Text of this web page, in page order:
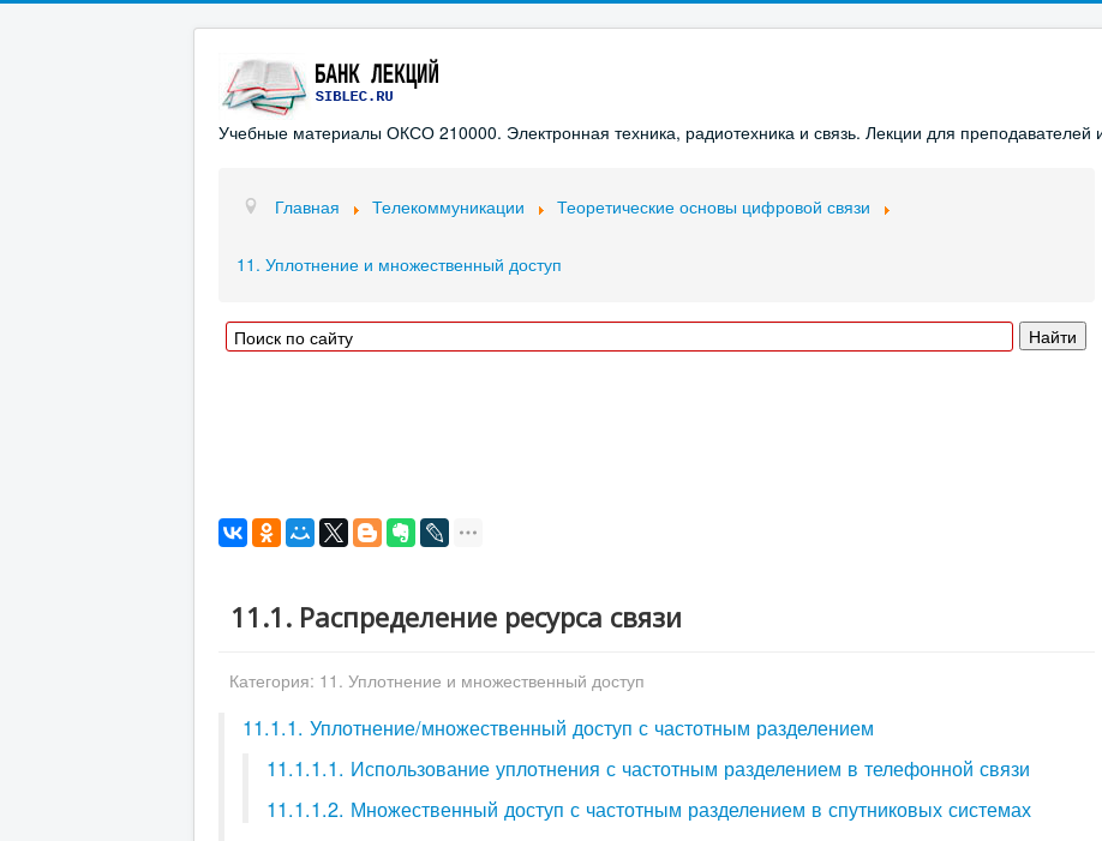
Учебные материалы ОКСО 210000. Электронная техника, радиотехника и связь. Лекции для преподавателей
Главная Телекоммуникации Теоретические основы цифровой связи
11. Уплотнение и множественный доступ
11.1. Распределение ресурса связи
Категория: 11. Уплотнение и множественный доступ
11.1.1. Уплотнение/множественный доступ с частотным разделением
11.1.1.1. Использование уплотнения с частотным разделением в телефонной связи
11.1.1.2. Множественный доступ с частотным разделением в спутниковых системах